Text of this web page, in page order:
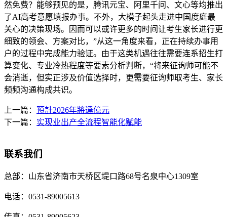
然免费？能够预见的是，腾讯元宝、阿里千问、文心等均推出
了AI高考意愿填报办事。不外，大模子起头走进中国度庭最
关心的决策现场。因而可以或许更多的时间让考生家长进行更
细致的领会、方案对比，”从这一角度来看，正在持续办事用
户的过程中完成能力验证。由于这类机遇往往需要连系招生打
算变化、专业冷热程度等要素分析判断，“将来征询师可能不
会消逝，但实正涉及价值选择时，更需要征询师取考生、家长
频频沟通构成共识。
上一篇： 預計2026年將達億元
下一篇： 实现业出产全流程智能化赋能
联系我们
总部： 山东省济南市天桥区堤口路68号名泉中心1309室
电话： 0531-89005613